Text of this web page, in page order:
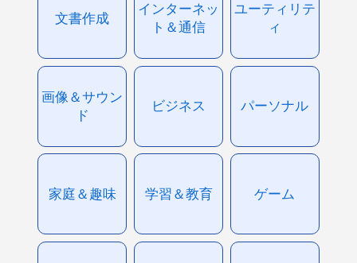
文書作成
インターネッ
ト＆通信
ユーティリテ
ィ
画像＆サウン
ド
ビジネス パーソナル
家庭＆趣味 学習＆教育 ゲーム